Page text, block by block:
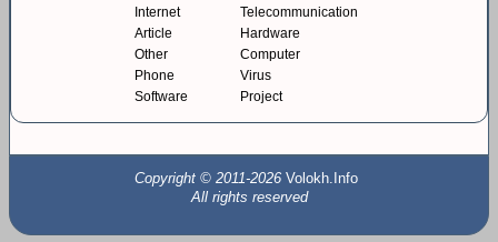
Internet
Telecommunication
Article
Hardware
Other
Computer
Phone
Virus
Software
Project
Copyright © 2011-2026 Volokh.Info
All rights reserved